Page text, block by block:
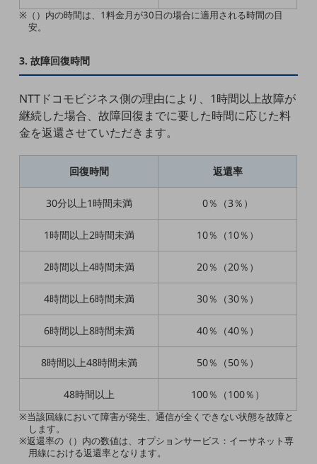
お役立ち資料ダウンロード
トレンド記事特集
中堅中小企業向け
サービス・ソリューション
課題やニーズに合ったサービスをご紹介し、
中堅中小企業のビジネスをサポート！
お悩みから見つける
お悩みから見つけるTOP
モバイル・音声
バックオフィス
リモート・ハイブリッドワーク
セキュリティ
その他のお悩みはこちら
業界から見つけるTOP
製造業
小売・卸売業
地域産業
※（）内の時間は、1料金月が30日の場合に適用される時間の目
安。
3. 故障回復時間
NTTドコモビジネス側の理由により、1時間以上故障が
継続した場合、故障回復までに要した時間に応じた料
金を返還させていただきます。
回復時間 返還率
30分以上1時間未満 0％（3％）
1時間以上2時間未満 10％（10％）
2時間以上4時間未満 20％（20％）
4時間以上6時間未満 30％（30％）
6時間以上8時間未満 40％（40％）
8時間以上48時間未満 50％（50％）
48時間以上 100％（100％）
※当該回線において障害が発生、通信が全くできない状態を故障と
します。
※返還率の（）内の数値は、オプションサービス：イーサネット専
用線における返還率となります。